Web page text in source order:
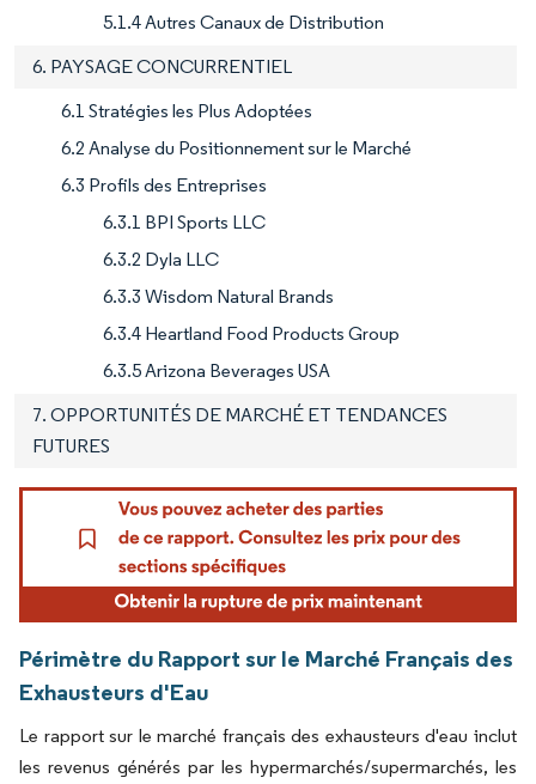
5.1.4 Autres Canaux de Distribution
6. PAYSAGE CONCURRENTIEL
6.1 Stratégies les Plus Adoptées
6.2 Analyse du Positionnement sur le Marché
6.3 Profils des Entreprises
6.3.1 BPI Sports LLC
6.3.2 Dyla LLC
6.3.3 Wisdom Natural Brands
6.3.4 Heartland Food Products Group
6.3.5 Arizona Beverages USA
7. OPPORTUNITÉS DE MARCHÉ ET TENDANCES
FUTURES
Périmètre du Rapport sur le Marché Français des
Exhausteurs d'Eau
Le rapport sur le marché français des exhausteurs d'eau inclut
les revenus générés par les hypermarchés/supermarchés, les